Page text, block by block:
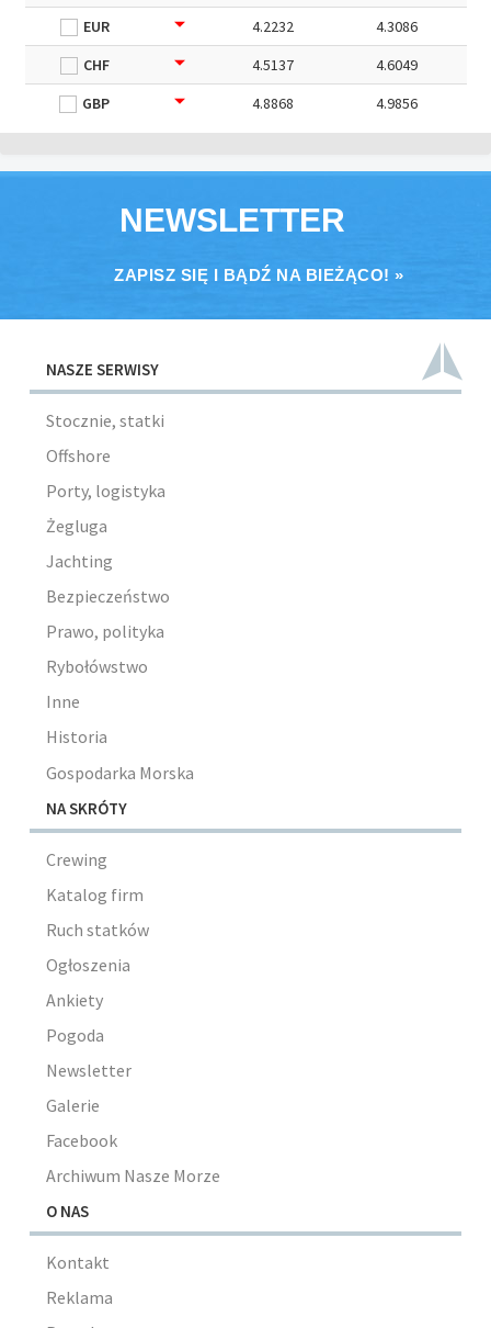
EUR
4.2232
4.3086
CHF
4.5137
4.6049
GBP
4.8868 4.9856
NEWSLETTER
ZAPISZ SIĘ I BĄDŹ NA BIEŻĄCO! »
NASZE SERWISY
Stocznie, statki
Offshore
Porty, logistyka
Żegluga
Jachting
Bezpieczeństwo
Prawo, polityka
Rybołówstwo
Inne
Historia
Gospodarka Morska
NA SKRÓTY
Crewing
Katalog firm
Ruch statków
Ogłoszenia
Ankiety
Pogoda
Newsletter
Galerie
Facebook
Archiwum Nasze Morze
O NAS
Kontakt
Reklama